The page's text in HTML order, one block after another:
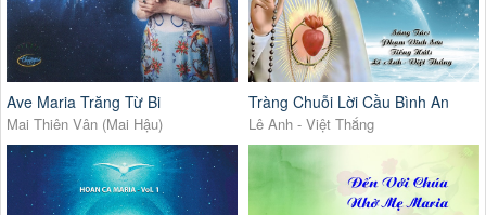
Ave Maria Trăng Từ Bi
Mai Thiên Vân (Mai Hậu)
Tràng Chuỗi Lời Cầu Bình An
Lê Anh - Việt Thắng